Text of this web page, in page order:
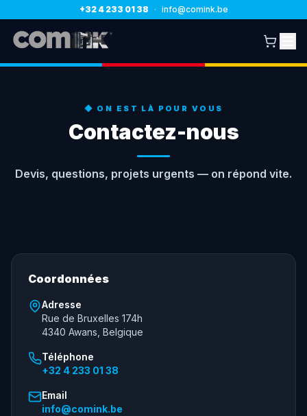
+32 4 233 01 38 · info@comink.be
◆ ON EST LÀ POUR VOUS
Contactez-nous
Devis, questions, projets urgents — on répond vite.
Coordonnées
Adresse
Rue de Bruxelles 174h
4340 Awans, Belgique
Téléphone
+32 4 233 01 38
Email
info@comink.be